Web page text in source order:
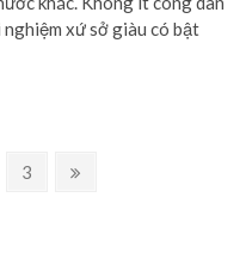
xứ sở giàu có bật
Page
3